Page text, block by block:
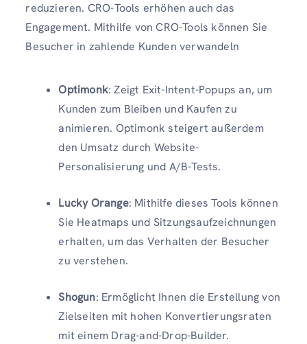
reduzieren. CRO-Tools erhöhen auch das
Engagement. Mithilfe von CRO-Tools können Sie
Besucher in zahlende Kunden verwandeln
Optimonk: Zeigt Exit-Intent-Popups an, um
Kunden zum Bleiben und Kaufen zu
animieren. Optimonk steigert außerdem
den Umsatz durch Website-
Personalisierung und A/B-Tests.
Lucky Orange: Mithilfe dieses Tools können
Sie Heatmaps und Sitzungsaufzeichnungen
erhalten, um das Verhalten der Besucher
zu verstehen.
Shogun: Ermöglicht Ihnen die Erstellung von
Zielseiten mit hohen Konvertierungsraten
mit einem Drag-and-Drop-Builder.